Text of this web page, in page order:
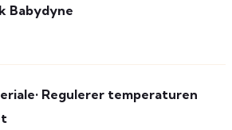
Babydyne
• Regulerer temperaturen